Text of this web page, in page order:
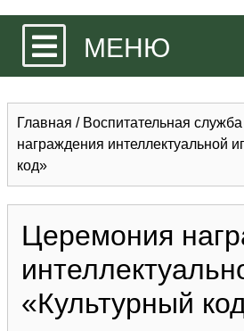
МЕНЮ
Главная / Воспитательная служба
награждения интеллектуальной
код»
Церемония
«Культурный